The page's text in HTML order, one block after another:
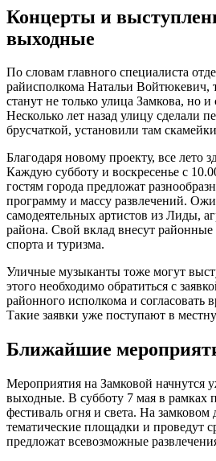
Концерты и
выходные
По словам главного специалиста
райисполкома Натальи Войтюкевич,
станут не только улица Замкова, но
Несколько лет назад улицу сделали
брусчаткой, установили там
Благодаря новому проекту, все лето
Каждую субботу и воскресенье с
гостям города предложат
программу и массу развлечений.
самодеятельных артистов из Лиды,
района. Свой вклад внесут районные
спорта и туризма.
Уличные музыканты тоже могут
этого необходимо обратиться с
районного исполкома и согласовать
Такие заявки уже поступают в
Ближайшие
Мероприятия на Замковой начнутся
выходные. В субботу 7 мая в рамках
фестиваль огня и света. На замковом
тематические площадки и проведут
предложат всевозможные